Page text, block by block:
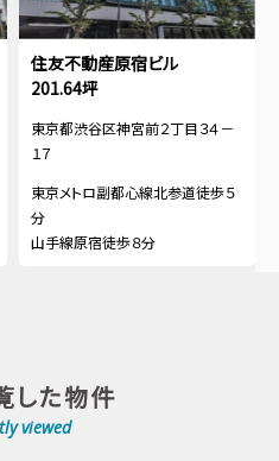
住友不動産原宿ビル
201.64坪
東京都渋谷区神宮前２丁目３４－
１７
東京メトロ副都心線北参道徒歩５
分
山手線原宿徒歩８分
した物件
viewed